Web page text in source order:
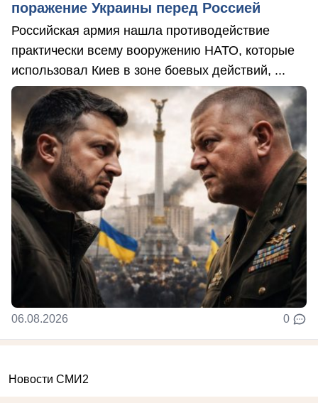
поражение Украины перед Россией
Российская армия нашла противодействие
практически всему вооружению НАТО, которые
использовал Киев в зоне боевых действий, ...
06.08.2026 0
Новости СМИ2